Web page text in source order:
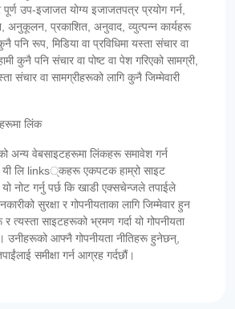
पूर्ण उप-इजाजत योग्य इजाजतपत्र प्रयोग गर्न,
अनुकूलन, प्रकाशित, अनुवाद, व्युत्पन्न कार्यहरू
पनि रूप, मिडिया वा प्रविधिमा यस्ता संचार वा
कुनै पनि संचार वा पोष्ट वा पेश गरिएको सामग्री,
संचार वा सामग्रीहरूको लागि कुनै जिम्मेवारी
लिंक
अन्य वेबसाइटहरूमा लिंकहरू समावेश गर्न
यी लि links्कहरू एकपटक हाम्रो साइट
नोट गर्नु पर्छ कि खाडी एक्सचेन्जले तपाईले
सुरक्षा र गोपनीयताका लागि जिम्मेवार हुन
त्यस्ता साइटहरूको भ्रमण गर्दा यो गोपनीयता
उनीहरूको आफ्नै गोपनीयता नीतिहरू हुनेछन्,
समीक्षा गर्न आग्रह गर्दछौं।